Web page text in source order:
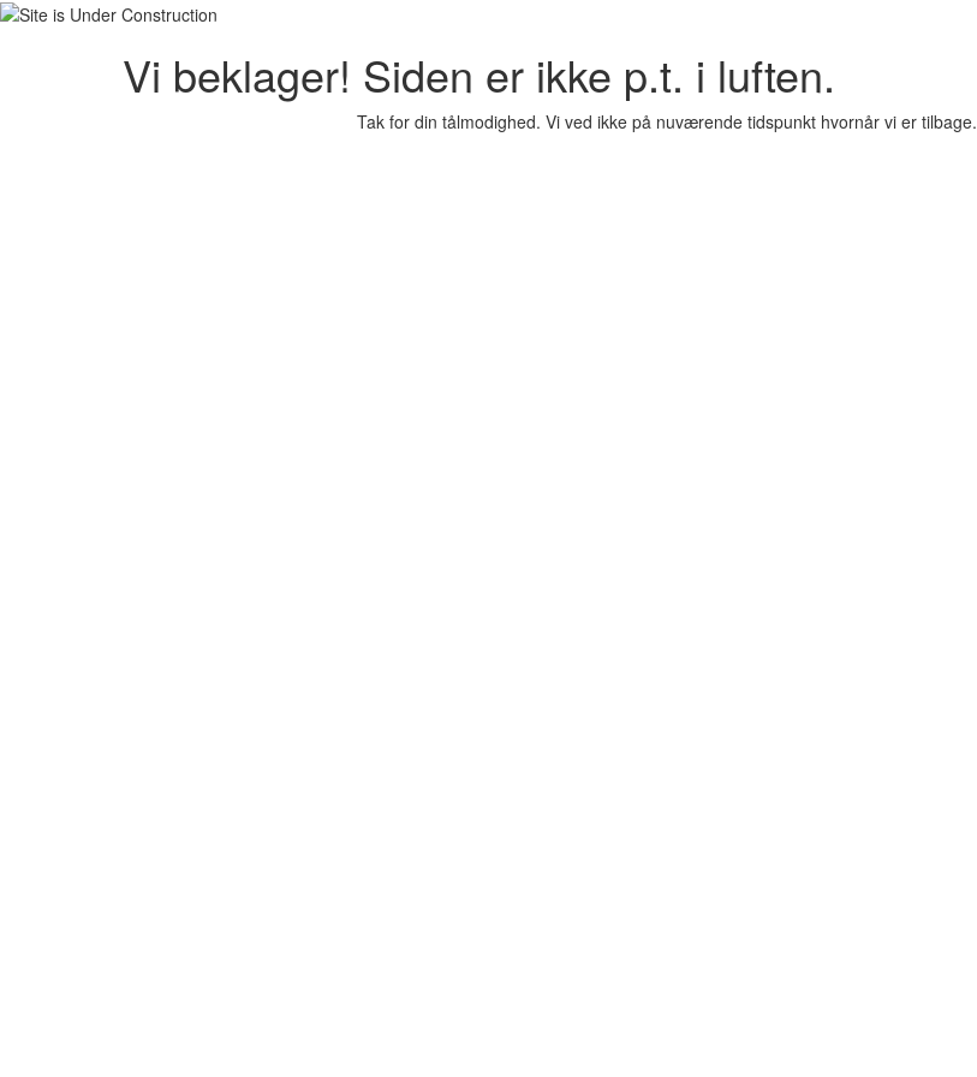
Vi beklager! Siden er ikke p.t. i luften.
Tak for din tålmodighed. Vi ved ikke på nuværende tidspunkt hvornår vi er tilbage.